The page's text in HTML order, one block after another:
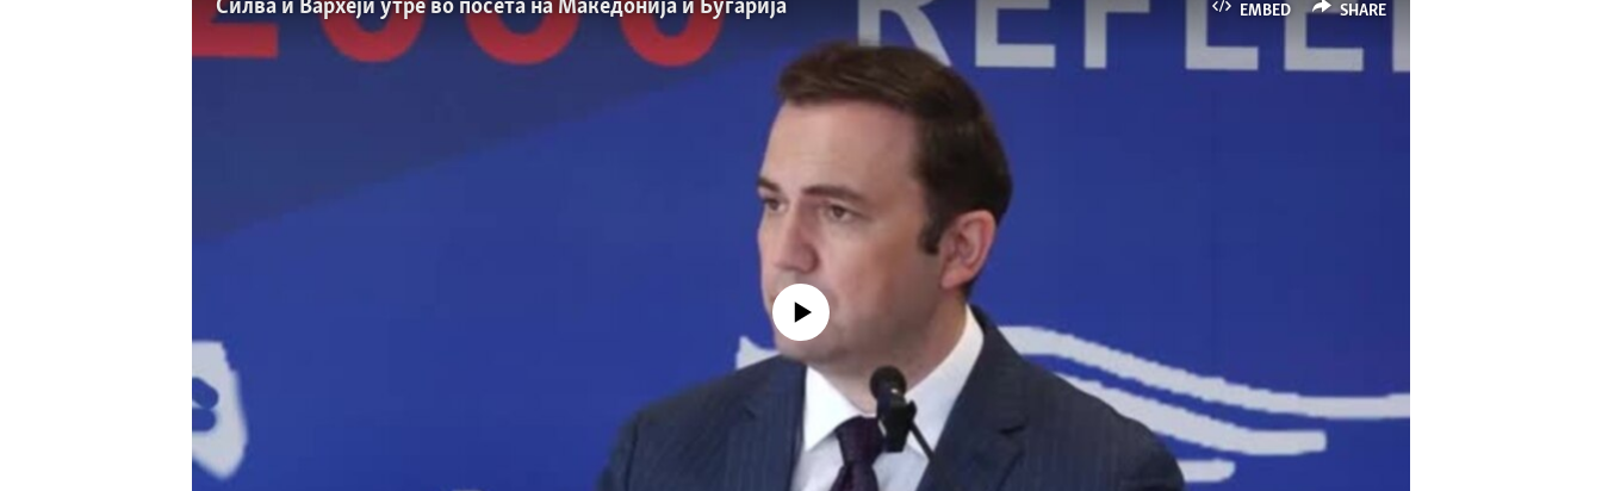
EMBED SHARE
Силва и Вархеји утре во посета на Македонија и Бугарија
No media source currently available